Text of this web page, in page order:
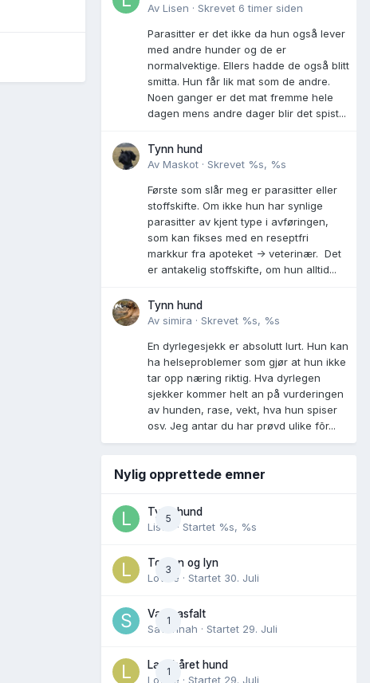
Av Lisen · Skrevet 6 timer siden
Parasitter er det ikke da hun også lever
med andre hunder og de er
normalvektige. Ellers hadde de også blitt
smitta. Hun får lik mat som de andre.
Noen ganger er det mat fremme hele
dagen mens andre dager blir det spist...
Tynn hund
Av Maskot · Skrevet %s, %s
Første som slår meg er parasitter eller
stoffskifte. Om ikke hun har synlige
parasitter av kjent type i avføringen,
som kan fikses med en reseptfri
markkur fra apoteket -> veterinær. Det
er antakelig stoffskifte, om hun alltid...
Tynn hund
Av simira · Skrevet %s, %s
En dyrlegesjekk er absolutt lurt. Hun kan
ha helseproblemer som gjør at hun ikke
tar opp næring riktig. Hva dyrlegen
sjekker kommer helt an på vurderingen
av hunden, rase, vekt, hva hun spiser
osv. Jeg antar du har prøvd ulike fõr...
Nylig opprettede emner
5
Tynn hund
Lisen
· Startet %s, %s
3
Torden og lyn
Lovise · Startet 30. Juli
1
Varm asfalt
Savannah · Startet 29. Juli
1
Langhåret hund
Lovise · Startet 29. Juli